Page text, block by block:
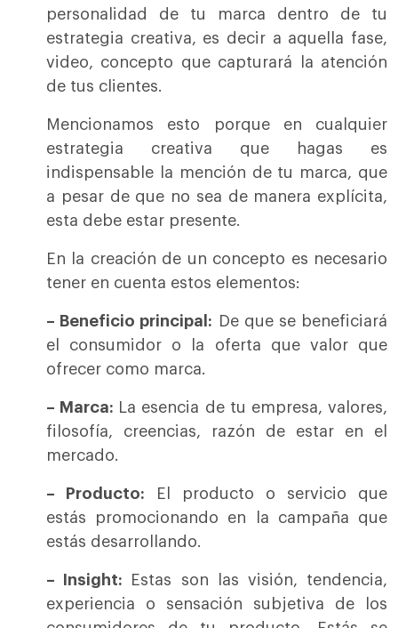
personalidad de tu marca dentro de tu
estrategia creativa, es decir a aquella fase,
video, concepto que capturará la atención
de tus clientes.
Mencionamos esto porque en cualquier
estrategia creativa que hagas es
indispensable la mención de tu marca, que
a pesar de que no sea de manera explícita,
esta debe estar presente.
En la creación de un concepto es necesario
tener en cuenta estos elementos:
– Beneficio principal: De que se beneficiará
el consumidor o la oferta que valor que
ofrecer como marca.
– Marca: La esencia de tu empresa, valores,
filosofía, creencias, razón de estar en el
mercado.
– Producto: El producto o servicio que
estás promocionando en la campaña que
estás desarrollando.
– Insight:
Estas son las visión, tendencia,
experiencia o sensación subjetiva de los